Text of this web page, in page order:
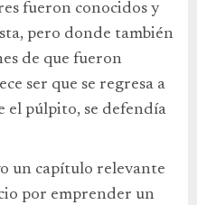
fueron conocidos y
pero donde también
de que fueron
ser que se regresa a
el púlpito, se defendía
un capítulo relevante
por emprender un